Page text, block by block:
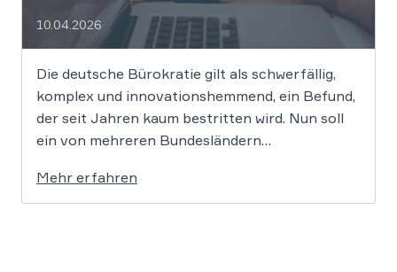
10.04.2026
Die deutsche Bürokratie gilt als schwerfällig,
komplex und innovationshemmend, ein Befund,
der seit Jahren kaum bestritten wird. Nun soll
ein von mehreren Bundesländern
schaffen. Der Ansatz ist ambitioniert:
Unternehmensgründungen sollen künftig
Mehr erfahren